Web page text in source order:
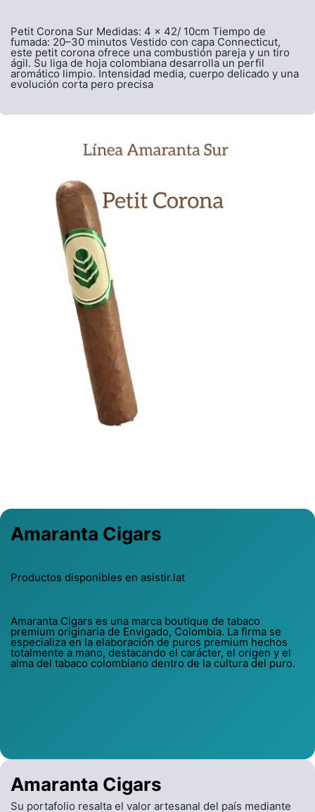
Petit Corona Sur Medidas: 4 x 42/ 10cm Tiempo de
fumada: 20–30 minutos Vestido con capa Connecticut,
este petit corona ofrece una combustión pareja y un tiro
ágil. Su liga de hoja colombiana desarrolla un perfil
aromático limpio. Intensidad media, cuerpo delicado y una
evolución corta pero precisa
Amaranta Cigars
Su portafolio resalta el valor artesanal del país mediante
Amaranta Cigars
Productos disponibles en asistir.lat
Amaranta Cigars es una marca boutique de tabaco
premium originaria de Envigado, Colombia. La firma se
especializa en la elaboración de puros premium hechos
totalmente a mano, destacando el carácter, el origen y el
alma del tabaco colombiano dentro de la cultura del puro.